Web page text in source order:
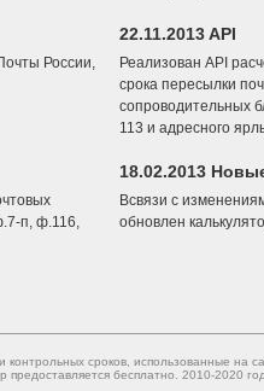
России,
22.11.2013 API
Реализован API
срока пересылки
сопроводительных
113 и адресного
п, ф.116,
18.02.2013
Всвязи с
обновлен
сроков, использованные
бесплатно. 2010-2020 год.